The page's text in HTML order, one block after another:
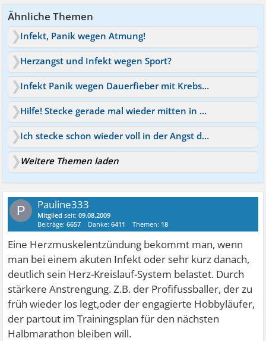
Ähnliche Themen
Infekt, Panik wegen Atmung!
Herzangst und Infekt wegen Sport?
Infekt Panik wegen Dauerfieber mit Krebsangst
Hilfe! Stecke gerade mal wieder mitten in der Angst!
Ich stecke schon wieder voll in der Angst drinne
Weitere Themen laden
P Pauline333
Mitglied seit:09.08.2009
Beiträge:6657 Danke:6411 Themen: 18
Eine Herzmuskelentzündung bekommt man, wenn
man bei einem akuten Infekt oder sehr kurz danach,
deutlich sein Herz-Kreislauf-System belastet. Durch
stärkere Anstrengung. Z.B. der Profifussballer, der zu
früh wieder los legt,oder der engagierte Hobbyläufer,
der partout im Trainingsplan für den nächsten
Halbmarathon bleiben will.